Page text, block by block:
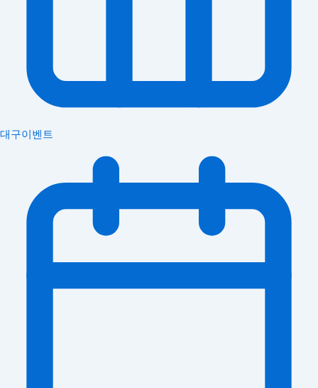
대구이벤트